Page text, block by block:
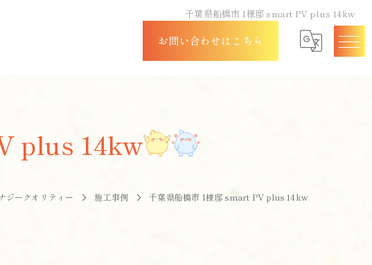
千葉県船橋市 I様邸 smart PV plus 14kw
お問い合わせはこちら
plus 14kw
ジークオリティー 施工事例 千葉県船橋市 I様邸 smart PV plus 14kw